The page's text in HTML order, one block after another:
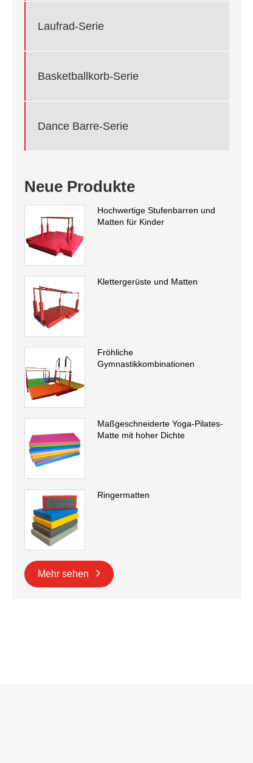
Laufrad-Serie
Basketballkorb-Serie
Dance Barre-Serie
Neue Produkte
Hochwertige Stufenbarren und
Matten für Kinder
Klettergerüste und Matten
Fröhliche
Gymnastikkombinationen
Maßgeschneiderte Yoga-Pilates-
Matte mit hoher Dichte
Ringermatten
Mehr sehen